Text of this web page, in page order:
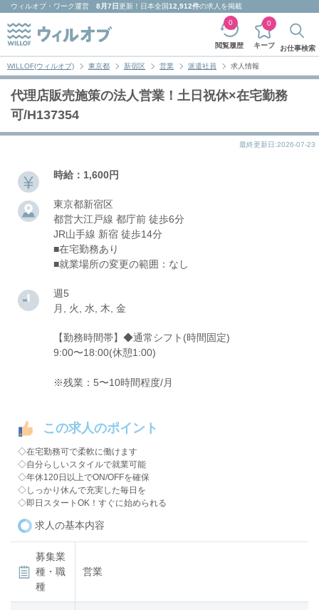
ウィルオブ・ワーク運営 8月7日更新！日本全国12,912件の求人を掲載
閲覧履歴
0
キープ
0
お仕事検索
WILLOF(ウィルオブ) 東京都 新宿区 営業 派遣社員 求人情報
代理店販売施策の法人営業！土日祝休×在宅勤務
可/H137354
最終更新日:2026-07-23
時給：1,600円
東京都新宿区
都営大江戸線 都庁前 徒歩6分
JR山手線 新宿 徒歩14分
■在宅勤務あり
■就業場所の変更の範囲：なし
週5
月, 火, 水, 木, 金
【勤務時間帯】◆通常シフト(時間固定)
9:00〜18:00(休憩1:00)
※残業：5〜10時間程度/月
この求人のポイント
◇在宅勤務可で柔軟に働けます
◇自分らしいスタイルで就業可能
◇年休120日以上でON/OFFを確保
◇しっかり休んで充実した毎日を
◇即日スタートOK！すぐに始められる
求人の基本内容
募集業
種・職
種
営業